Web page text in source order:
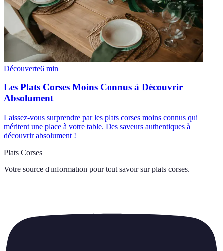
Découverte6 min
Les Plats Corses Moins Connus à Découvrir
Absolument
Laissez-vous surprendre par les plats corses moins connus qui
méritent une place à votre table. Des saveurs authentiques à
découvrir absolument !
Plats Corses
Votre source d'information pour tout savoir sur plats corses.